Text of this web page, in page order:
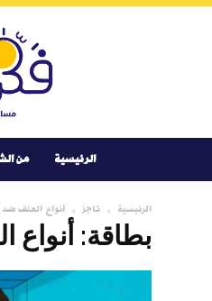
الرئيسية من
الرئيسية تاجز أنواع العنف ضد
بطاقة: أنواع